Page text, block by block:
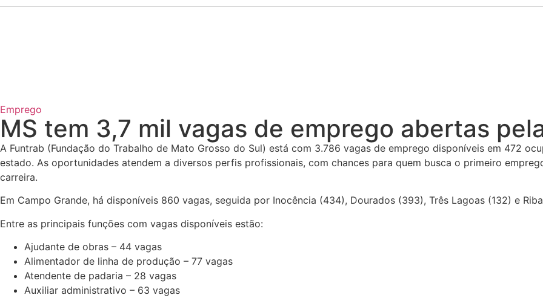
Emprego
MS tem 3,7 mil vagas de emprego abertas
A Funtrab (Fundação do Trabalho de Mato Grosso do Sul) está com 3.786 vagas de emprego disponíveis em 472
estado. As oportunidades atendem a diversos perfis profissionais, com chances para quem busca o primeiro
carreira.
Em Campo Grande, há disponíveis 860 vagas, seguida por Inocência (434), Dourados (393), Três Lagoas (132) e
Entre as principais funções com vagas disponíveis estão:
Ajudante de obras – 44 vagas
Alimentador de linha de produção – 77 vagas
Atendente de padaria – 28 vagas
Auxiliar administrativo – 63 vagas